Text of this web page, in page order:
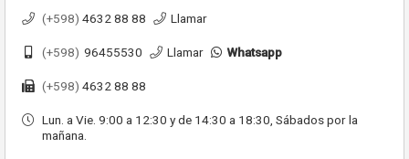
(+598) 4632 88 88 Llamar
(+598) 96455530 Llamar Whatsapp
(+598) 4632 88 88
Lun. a Vie. 9:00 a 12:30 y de 14:30 a 18:30, Sábados por la
mañana.